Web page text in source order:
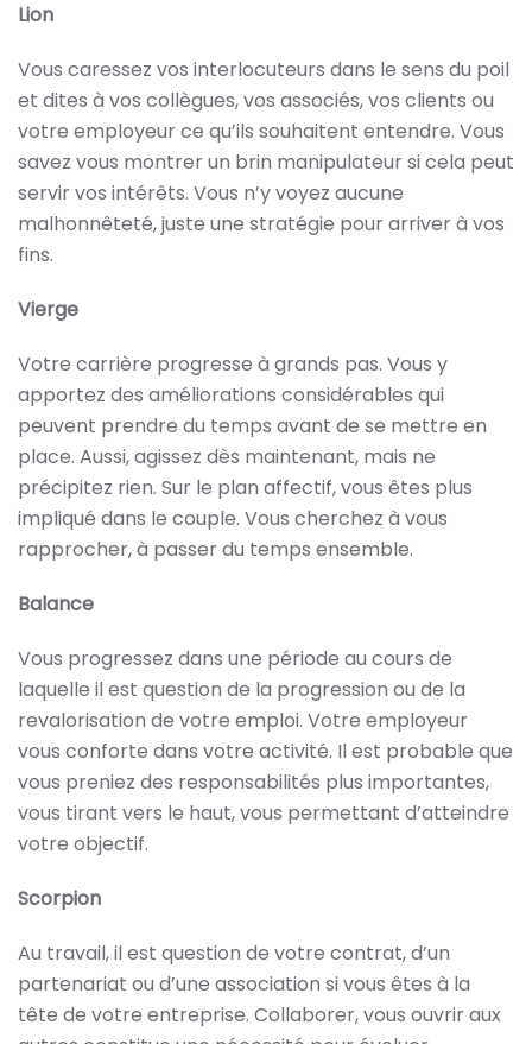
Lion
Vous caressez vos interlocuteurs dans le sens du poil
et dites à vos collègues, vos associés, vos clients ou
votre employeur ce qu’ils souhaitent entendre. Vous
savez vous montrer un brin manipulateur si cela peut
servir vos intérêts. Vous n’y voyez aucune
malhonnêteté, juste une stratégie pour arriver à vos
fins.
Vierge
Votre carrière progresse à grands pas. Vous y
apportez des améliorations considérables qui
peuvent prendre du temps avant de se mettre en
place. Aussi, agissez dès maintenant, mais ne
précipitez rien. Sur le plan affectif, vous êtes plus
impliqué dans le couple. Vous cherchez à vous
rapprocher, à passer du temps ensemble.
Balance
Vous progressez dans une période au cours de
laquelle il est question de la progression ou de la
revalorisation de votre emploi. Votre employeur
vous conforte dans votre activité. Il est probable que
vous preniez des responsabilités plus importantes,
vous tirant vers le haut, vous permettant d’atteindre
votre objectif.
Scorpion
Au travail, il est question de votre contrat, d’un
partenariat ou d’une association si vous êtes à la
tête de votre entreprise. Collaborer, vous ouvrir aux